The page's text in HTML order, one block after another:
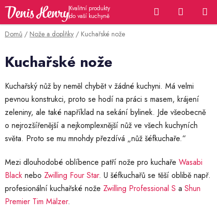
Přejít
obsah
Hledat
KOŠÍK
Domů / Nože a doplňky / Kuchařské nože
Kuchařské nože
Kuchařský nůž by neměl chybět v žádné kuchyni. Má velmi
pevnou konstrukci, proto se hodí na práci s masem, krájení
zeleniny, ale také například na sekání bylinek. Jde všeobecně
o nejrozšířenější a nejkomplexnější nůž ve všech kuchyních
světa. Proto se mu mnohdy přezdívá „nůž šéfkuchaře.“
Mezi dlouhodobé oblíbence patří nože pro kuchaře Wasabi
Black nebo Zwilling Four Star. U šéfkuchařů se těší oblibě např.
profesionální kuchařské nože Zwilling Professional S a Shun
Premier Tim Mälzer.